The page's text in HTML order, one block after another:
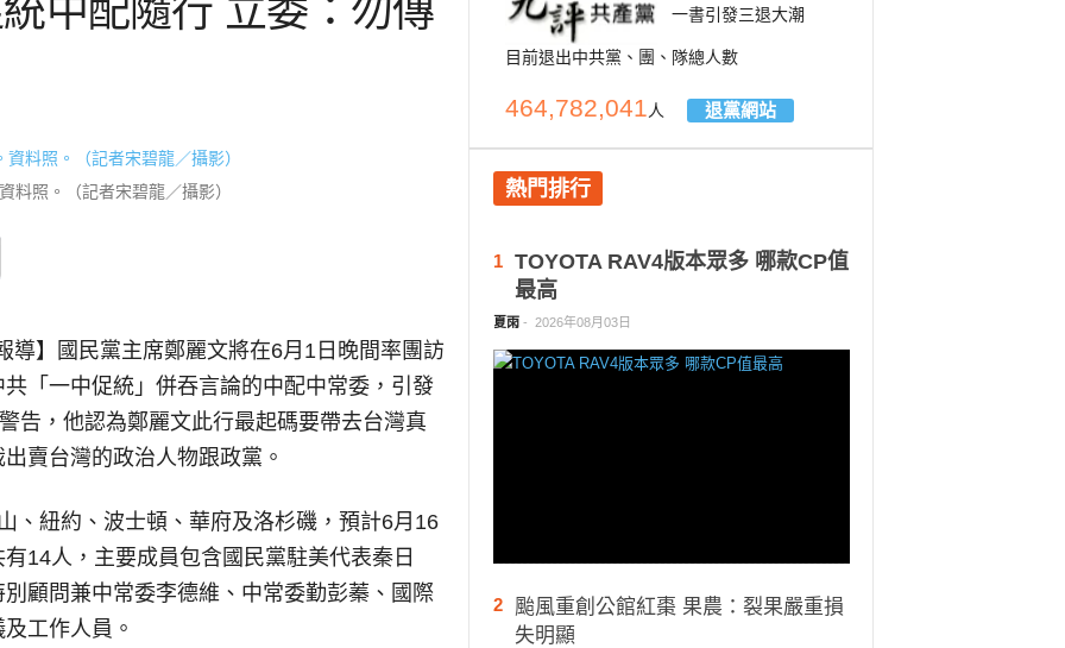
中配隨行 立委：勿傳
料照。（記者宋碧龍／攝影）
】
國民黨主席鄭麗文將在6月1日晚間率團訪
「一中促統」併吞言論的中配中常委，引發
告，他認為鄭麗文此行最起碼要帶去台灣真
賣台灣的政治人物跟政黨。
、紐約、波士頓、華府及洛杉磯，預計6月16
14人，主要成員包含國民黨駐美代表秦日
顧問兼中常委李德維、中常委勤彭蓁、國際
工作人員。
一書引發三退大潮
目前退出中共黨、團、隊總人數
464,782,041人 退黨網站
熱門排行
1
TOYOTA RAV4版本眾多 哪款CP值
最高
夏雨 - 2026年08月03日
2
颱風重創公館紅棗 果農：裂果嚴重損
失明顯